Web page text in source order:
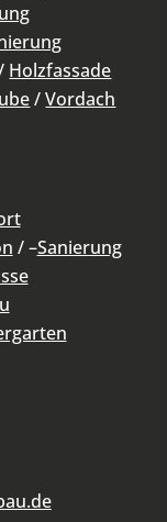
Holzfassade
/Vordach
/ –Sanierung